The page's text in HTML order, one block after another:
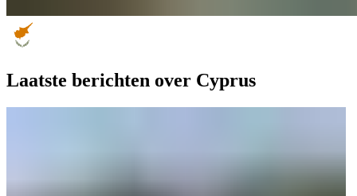
Laatste berichten over Cyprus